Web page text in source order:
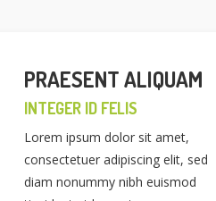
PRAESENT ALIQUAM
INTEGER ID FELIS
Lorem ipsum dolor sit amet,
consectetuer adipiscing elit, sed
diam nonummy nibh euismod